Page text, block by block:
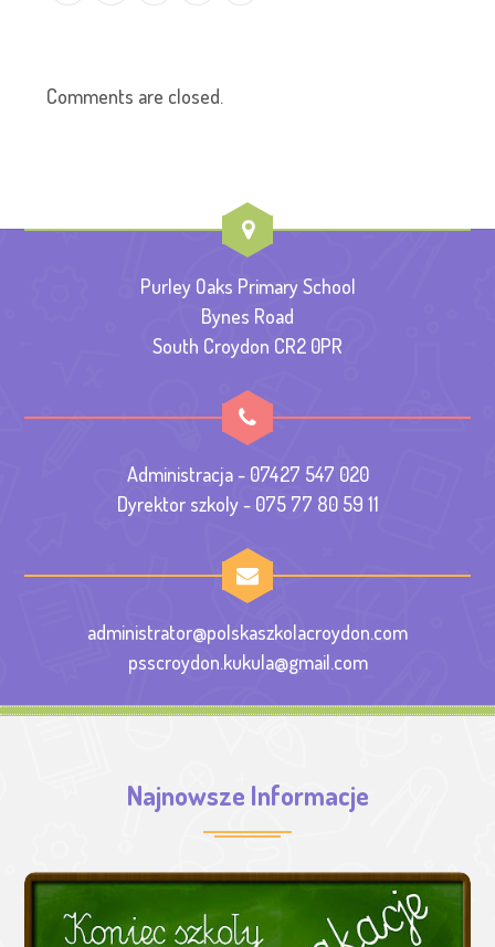
Comments are closed.
Purley Oaks Primary School
Bynes Road
South Croydon CR2 0PR
Administracja - 07427 547 020
Dyrektor szkoly - 075 77 80 59 11
administrator@polskaszkolacroydon.com
psscroydon.kukula@gmail.com
Najnowsze Informacje